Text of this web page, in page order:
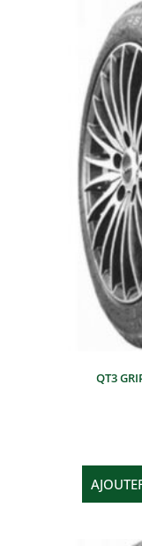
QT3